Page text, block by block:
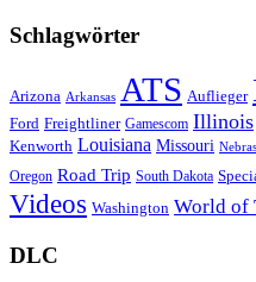
Schlagwörter
Arizona Arkansas ATS Auflieger
Ford Freightliner Gamescom Illinois
Kenworth Louisiana Missouri
Oregon Road Trip South Dakota
Videos Washington World of
DLC